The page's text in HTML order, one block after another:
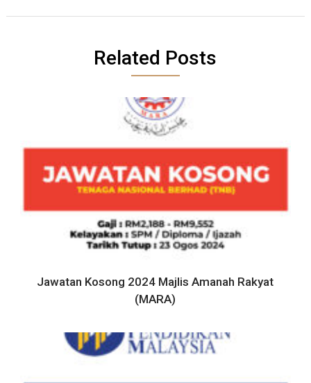
Related Posts
Jawatan Kosong 2024 Majlis Amanah Rakyat
(MARA)